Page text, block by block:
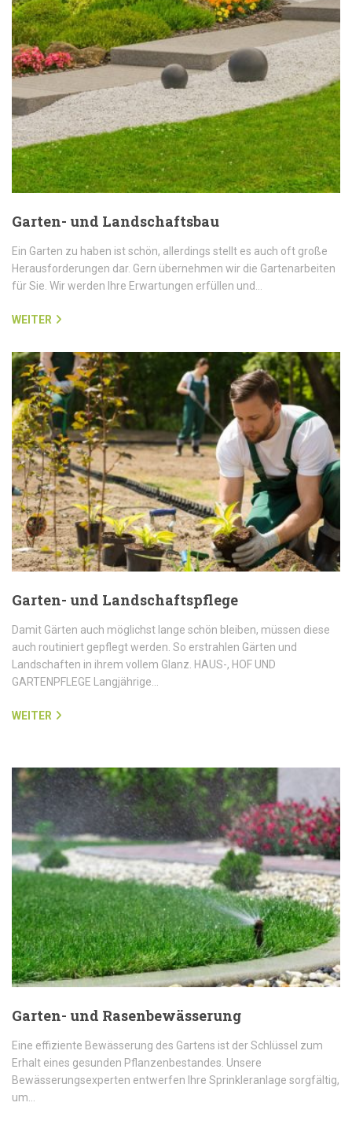
Garten- und Landschaftsbau
Ein Garten zu haben ist schön, allerdings stellt es auch oft große
Herausforderungen dar. Gern übernehmen wir die Gartenarbeiten
für Sie. Wir werden Ihre Erwartungen erfüllen und…
WEITER
Garten- und Landschaftspflege
Damit Gärten auch möglichst lange schön bleiben, müssen diese
auch routiniert gepflegt werden. So erstrahlen Gärten und
Landschaften in ihrem vollem Glanz. HAUS-, HOF UND
GARTENPFLEGE Langjährige…
WEITER
Garten- und Rasenbewässerung
Eine effiziente Bewässerung des Gartens ist der Schlüssel zum
Erhalt eines gesunden Pflanzenbestandes. Unsere
Bewässerungsexperten entwerfen Ihre Sprinkleranlage sorgfältig,
um…